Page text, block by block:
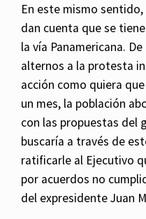
En este mismo
dan cuenta que se
la vía Panamericana.
alternos a la protesta
acción como quiera
un mes, la población
con las propuestas del
buscaría a través de
ratificarle al Ejecutivo
por acuerdos no
del expresidente Juan